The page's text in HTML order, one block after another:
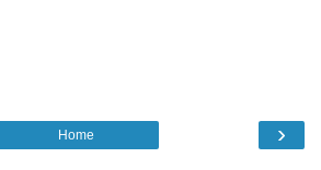
›
Home